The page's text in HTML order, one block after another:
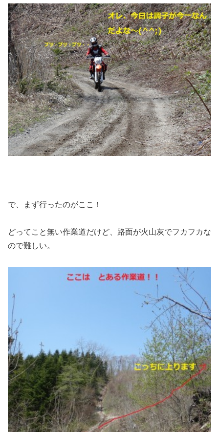
で、まず行ったのがここ！
どってこと無い作業道だけど、路面が火山灰でフカフカな
ので難しい。